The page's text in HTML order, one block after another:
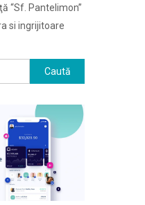
“Sf. Pantelimon”
si ingrijitoare
Caută
după: